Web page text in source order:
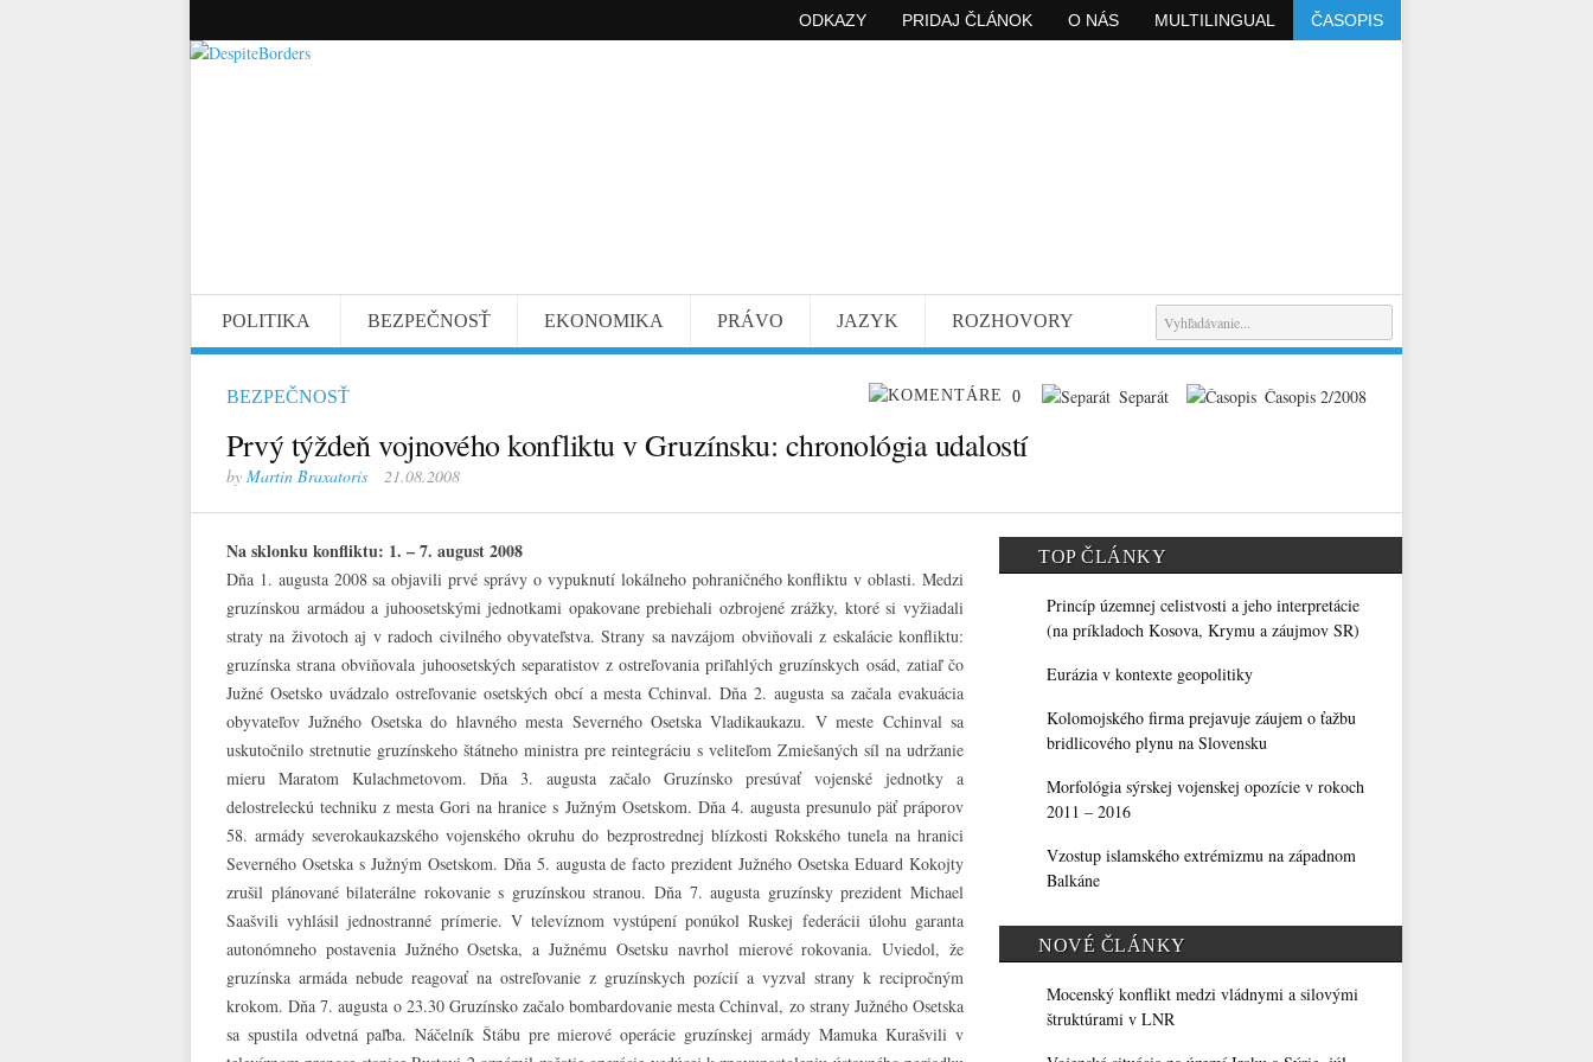
ODKAZY PRIDAJ ČLÁNOK O NÁS MULTILINGUAL ČASOPIS
POLITIKA BEZPEČNOSŤ EKONOMIKA PRÁVO JAZYK ROZHOVORY
BEZPEČNOSŤ Časopis 2/2008
Separát
0
Prvý týždeň vojnového konfliktu v Gruzínsku: chronológia udalostí
by Martin Braxatoris 21.08.2008
Na sklonku konfliktu: 1. – 7. august 2008
Dňa 1. augusta 2008 sa objavili prvé správy o vypuknutí lokálneho pohraničného konfliktu v oblasti. Medzi
gruzínskou armádou a juhoosetskými jednotkami opakovane prebiehali ozbrojené zrážky, ktoré si vyžiadali
straty na životoch aj v radoch civilného obyvateľstva. Strany sa navzájom obviňovali z eskalácie konfliktu:
gruzínska strana obviňovala juhoosetských separatistov z ostreľovania priľahlých gruzínskych osád, zatiaľ čo
Južné Osetsko uvádzalo ostreľovanie osetských obcí a mesta Cchinval. Dňa 2. augusta sa začala evakuácia
obyvateľov Južného Osetska do hlavného mesta Severného Osetska Vladikaukazu. V meste Cchinval sa
uskutočnilo stretnutie gruzínskeho štátneho ministra pre reintegráciu s veliteľom Zmiešaných síl na udržanie
mieru Maratom Kulachmetovom. Dňa 3. augusta začalo Gruzínsko presúvať vojenské jednotky a
delostreleckú techniku z mesta Gori na hranice s Južným Osetskom. Dňa 4. augusta presunulo päť práporov
58. armády severokaukazského vojenského okruhu do bezprostrednej blízkosti Rokského tunela na hranici
Severného Osetska s Južným Osetskom. Dňa 5. augusta de facto prezident Južného Osetska Eduard Kokojty
zrušil plánované bilaterálne rokovanie s gruzínskou stranou. Dňa 7. augusta gruzínsky prezident Michael
Saašvili vyhlásil jednostranné prímerie. V televíznom vystúpení ponúkol Ruskej federácii úlohu garanta
autonómneho postavenia Južného Osetska, a Južnému Osetsku navrhol mierové rokovania. Uviedol, že
gruzínska armáda nebude reagovať na ostreľovanie z gruzínskych pozícií a vyzval strany k recipročným
krokom. Dňa 7. augusta o 23.30 Gruzínsko začalo bombardovanie mesta Cchinval, zo strany Južného Osetska
sa spustila odvetná paľba. Náčelník Štábu pre mierové operácie gruzínskej armády Mamuka Kurašvili v
TOP ČLÁNKY
Princíp územnej celistvosti a jeho interpretácie
(na príkladoch Kosova, Krymu a záujmov SR)
Eurázia v kontexte geopolitiky
Kolomojského firma prejavuje záujem o ťažbu
bridlicového plynu na Slovensku
Morfológia sýrskej vojenskej opozície v rokoch
2011 – 2016
Vzostup islamského extrémizmu na západnom
Balkáne
NOVÉ ČLÁNKY
Mocenský konflikt medzi vládnymi a silovými
štruktúrami v LNR